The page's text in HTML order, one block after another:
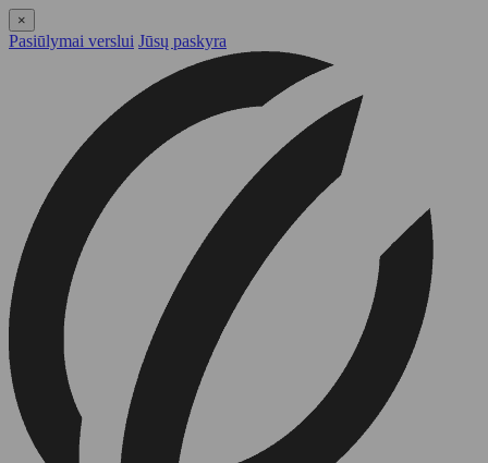
×
Pasiūlymai verslui Jūsų paskyra